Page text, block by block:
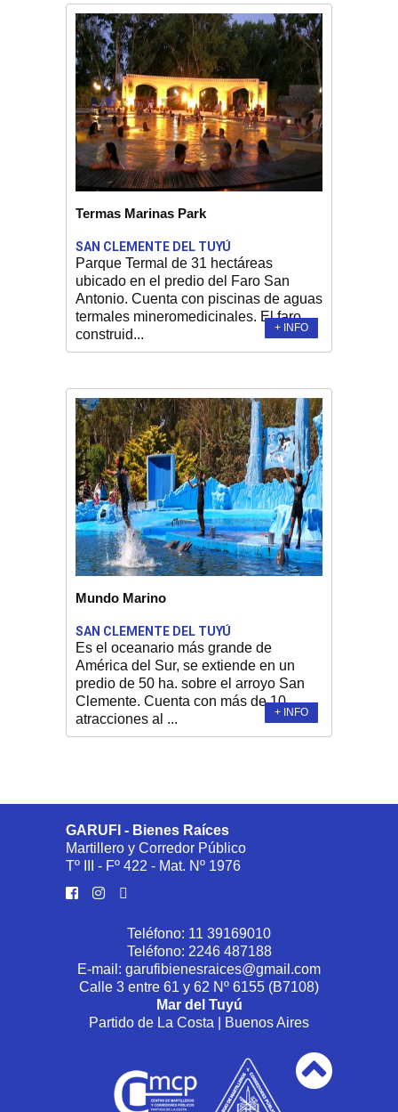
Termas Marinas Park
SAN CLEMENTE DEL TUYÚ
Parque Termal de 31 hectáreas
ubicado en el predio del Faro San
Antonio. Cuenta con piscinas de aguas
termales mineromedicinales. El faro,
construid...
+ INFO
Mundo Marino
SAN CLEMENTE DEL TUYÚ
Es el oceanario más grande de
América del Sur, se extiende en un
predio de 50 ha. sobre el arroyo San
Clemente. Cuenta con más de 10
atracciones al ...
+ INFO
GARUFI - Bienes Raíces
Martillero y Corredor Público
Tº III - Fº 422 - Mat. Nº 1976
Teléfono: 11 39169010
Teléfono: 2246 487188
E-mail: garufibienesraices@gmail.com
Calle 3 entre 61 y 62 Nº 6155 (B7108)
Mar del Tuyú
Partido de La Costa | Buenos Aires